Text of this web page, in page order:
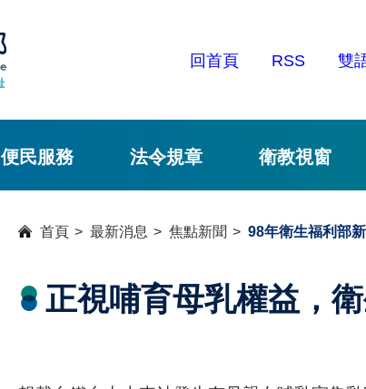
回首頁 RSS 雙
便民服務 法令規章 衛教視窗
首頁 最新消息 焦點新聞 98年衛生福利部
正視哺育母乳權益，